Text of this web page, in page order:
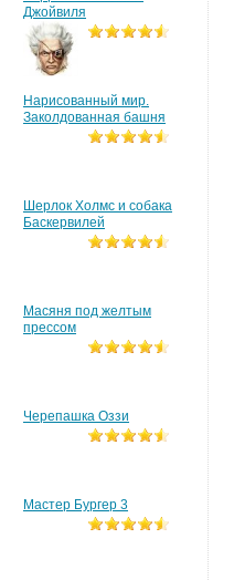
Джойвиля
Нарисованный мир.
Заколдованная башня
Шерлок Холмс и собака
Баскервилей
Масяня под желтым
прессом
Черепашка Оззи
Мастер Бургер 3